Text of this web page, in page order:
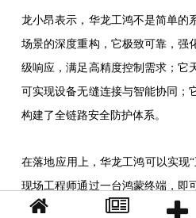
龙小昂表示，华龙工鸿不是简单的
场景的深度重构，它极致可靠，强
级响应，满足高精度控制需求；它
可实现设备无缝连接与智能协同；
构建了全链路安全防护体系。
在落地应用上，华龙工鸿可以实现
现场工程师通过一台鸿蒙终端，即
设备，彻底打破信息孤岛，提升运